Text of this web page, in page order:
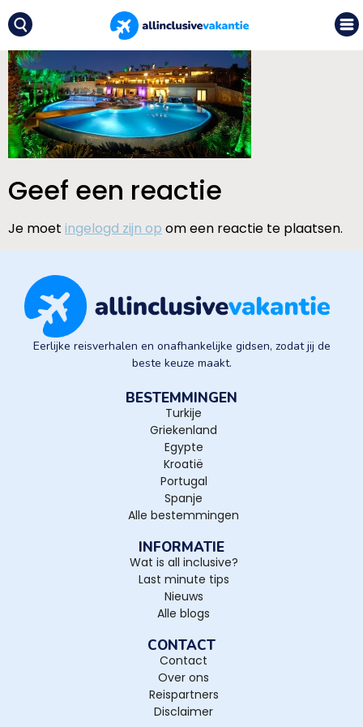
Geef een reactie
Je moet ingelogd zijn op om een reactie te plaatsen.
Eerlijke reisverhalen en onafhankelijke gidsen, zodat jij de
beste keuze maakt.
BESTEMMINGEN
Turkije
Griekenland
Egypte
Kroatië
Portugal
Spanje
Alle bestemmingen
INFORMATIE
Wat is all inclusive?
Last minute tips
Nieuws
Alle blogs
CONTACT
Contact
Over ons
Reispartners
Disclaimer